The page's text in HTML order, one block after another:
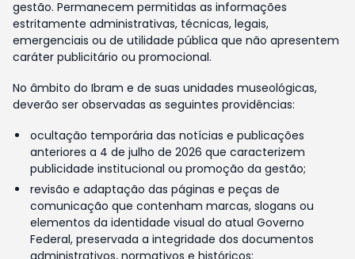
gestão. Permanecem permitidas as informações
estritamente administrativas, técnicas, legais,
emergenciais ou de utilidade pública que não apresentem
caráter publicitário ou promocional.
No âmbito do Ibram e de suas unidades museológicas,
deverão ser observadas as seguintes providências:
ocultação temporária das notícias e publicações
anteriores a 4 de julho de 2026 que caracterizem
publicidade institucional ou promoção da gestão;
revisão e adaptação das páginas e peças de
comunicação que contenham marcas, slogans ou
elementos da identidade visual do atual Governo
Federal, preservada a integridade dos documentos